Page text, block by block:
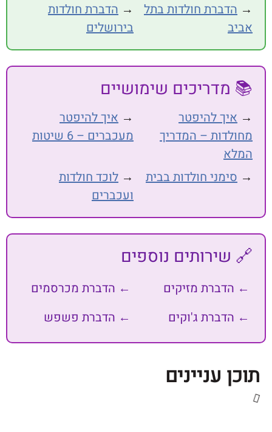
חולדות בתל →הדברת חולדות
בירושלים
שימושיים
להיפטר
– המדריך
איך להיפטר
מעכברים – 6 שיטות
חולדות בבית →לוכד חולדות
ועכברים
נוספים
מזיקים
← הדברת מכרסמים
ג'וקים
← הדברת פשפש
עניינים